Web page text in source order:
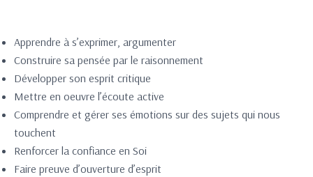
Apprendre à s’exprimer, argumenter
Construire sa pensée par le raisonnement
Développer son esprit critique
Mettre en oeuvre l’écoute active
Comprendre et gérer ses émotions sur des sujets qui nous
touchent
Renforcer la confiance en Soi
Faire preuve d’ouverture d’esprit